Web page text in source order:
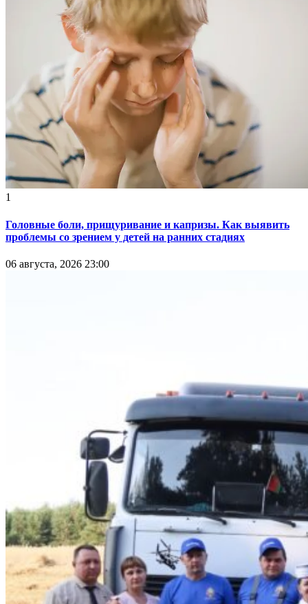
1
Головные боли, прищуривание и капризы. Как выявить
проблемы со зрением у детей на ранних стадиях
06 августа, 2026 23:00